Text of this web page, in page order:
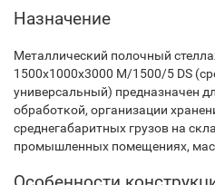
Назначение
Металлический полочный
1500х1000х3000 М/1500/5 DS
универсальный) предназначен
обработкой, организации
среднегабаритных грузов на
промышленных помещениях,